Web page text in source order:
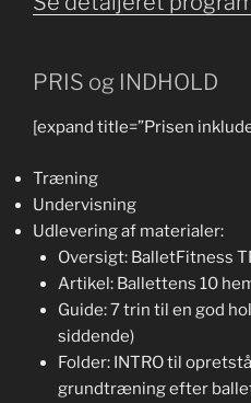
PRIS og INDHOLD
[expand title=”Prisen
Træning
Undervisning
Udlevering af materialer:
Oversigt: BalletFitness
Artikel: Ballettens 10
Guide: 7 trin til en god
siddende)
Folder: INTRO til
grundtræning efter